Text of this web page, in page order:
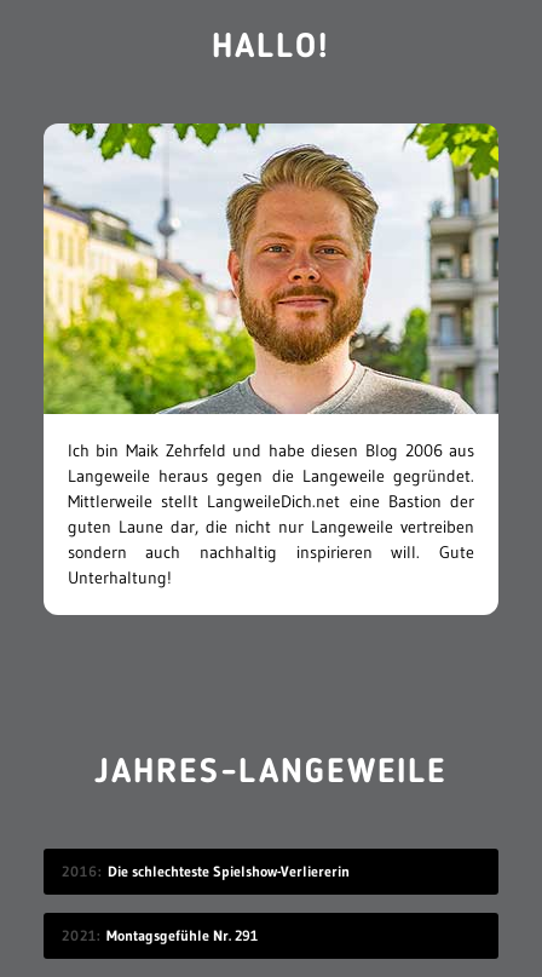
HALLO!
Ich bin Maik Zehrfeld und habe diesen Blog 2006 aus
Langeweile heraus gegen die Langeweile gegründet.
Mittlerweile stellt LangweileDich.net eine Bastion der
guten Laune dar, die nicht nur Langeweile vertreiben
sondern auch nachhaltig inspirieren will. Gute
Unterhaltung!
JAHRES-LANGEWEILE
2016 Die schlechteste Spielshow-Verliererin
2021 Montagsgefühle Nr. 291